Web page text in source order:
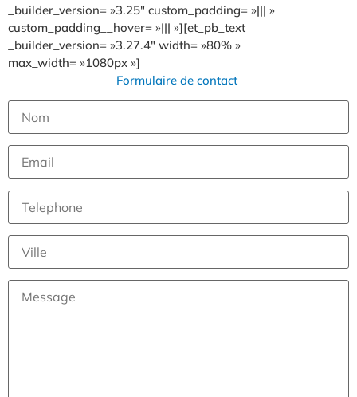
_builder_version= »3.25″ custom_padding= »||| »
custom_padding__hover= »||| »][et_pb_text
_builder_version= »3.27.4″ width= »80% »
max_width= »1080px »]
Formulaire de contact